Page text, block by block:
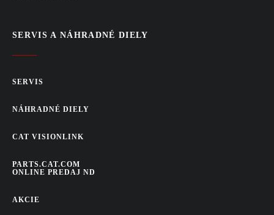
SERVIS A NÁHRADNÉ DIELY
SERVIS
NÁHRADNÉ DIELY
CAT VISIONLINK
PARTS.CAT.COM
ONLINE PREDAJ ND
AKCIE